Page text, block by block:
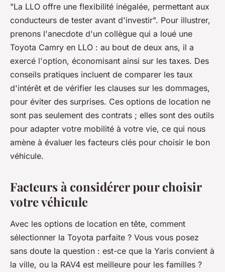
"La LLO offre une flexibilité inégalée, permettant aux
conducteurs de tester avant d'investir". Pour illustrer,
prenons l'anecdote d'un collègue qui a loué une
Toyota Camry en LLO : au bout de deux ans, il a
exercé l'option, économisant ainsi sur les taxes. Des
conseils pratiques incluent de comparer les taux
d'intérêt et de vérifier les clauses sur les dommages,
pour éviter des surprises. Ces options de location ne
sont pas seulement des contrats ; elles sont des outils
pour adapter votre mobilité à votre vie, ce qui nous
amène à évaluer les facteurs clés pour choisir le bon
véhicule.
Facteurs à considérer pour choisir
votre véhicule
Avec les options de location en tête, comment
sélectionner la Toyota parfaite ? Vous vous posez
sans doute la question : est-ce que la Yaris convient à
la ville, ou la RAV4 est meilleure pour les familles ?